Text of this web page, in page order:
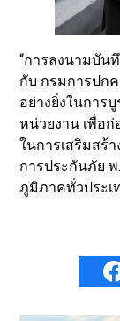
“การลงนามบัน
กับ กรมการปก
อย่างยิ่งในการ
หน่วยงาน เพื่อ
ในการเสริมสร้
การประกันภัย
ภูมิภาคทั่วประเ